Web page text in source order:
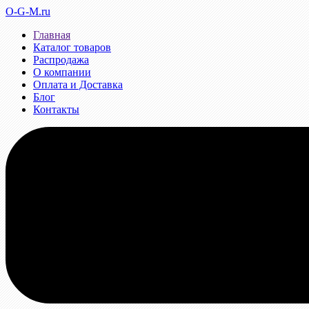
O-G-M.ru
Главная
Каталог товаров
Распродажа
О компании
Оплата и Доставка
Блог
Контакты